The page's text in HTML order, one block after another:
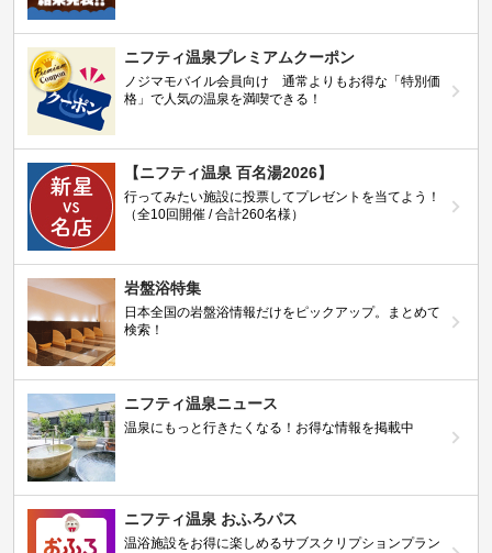
ニフティ温泉プレミアムクーポン
ノジマモバイル会員向け 通常よりもお得な「特別価
格」で人気の温泉を満喫できる！
【ニフティ温泉 百名湯2026】
行ってみたい施設に投票してプレゼントを当てよう！
（全10回開催 / 合計260名様）
岩盤浴特集
日本全国の岩盤浴情報だけをピックアップ。まとめて
検索！
ニフティ温泉ニュース
温泉にもっと行きたくなる！お得な情報を掲載中
ニフティ温泉 おふろパス
温浴施設をお得に楽しめるサブスクリプションプラン